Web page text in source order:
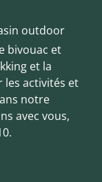
outdoor
bivouac et
et la
activités et
notre
avec vous,